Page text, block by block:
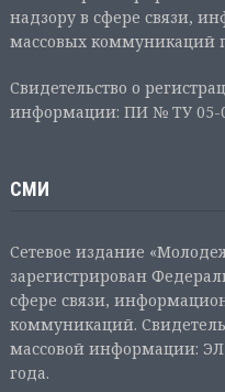
надзору в сфере связи,
массовых коммуникаций
Свидетельство о
информации: ПИ № ТУ 05-
СМИ
Сетевое издание
зарегистрирован
сфере связи,
коммуникаций.
массовой информации:
года.